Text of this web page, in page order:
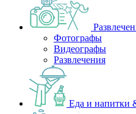
Фотографы
Видеографы
Развлечения
Еда и напитки